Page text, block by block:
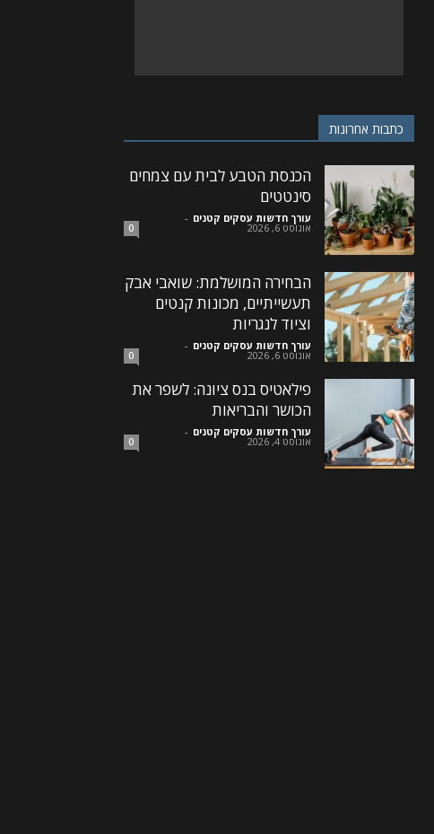
כתבות אחרונות
הכנסת הטבע לבית עם צמחים
סינטטים
עורך חדשות עסקים קטנים -
אוגוסט 6, 2026 0
הבחירה המושלמת: שואבי אבק
תעשייתיים, מכונות קנטים
וציוד לנגריות
עורך חדשות עסקים קטנים -
אוגוסט 6, 2026 0
פילאטיס בנס ציונה: לשפר את
הכושר והבריאות
עורך חדשות עסקים קטנים -
אוגוסט 4, 2026 0